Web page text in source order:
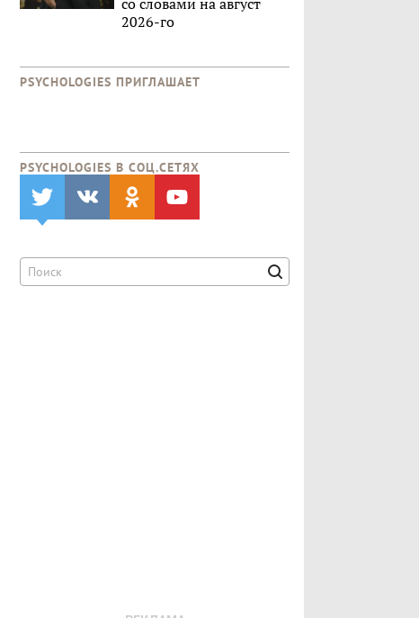
2026-го
PSYCHOLOGIES ПРИГЛАШАЕТ
PSYCHOLOGIES В CОЦ.СЕТЯХ